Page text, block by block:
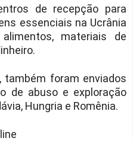
de recepção para
essenciais na Ucrânia
materiais de
também foram enviados
de abuso e exploração
Hungria e Romênia.